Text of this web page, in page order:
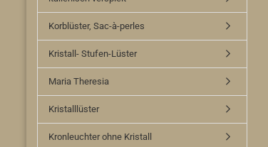
Korblüster, Sac-à-perles
Kristall- Stufen-Lüster
Maria Theresia
Kristalllüster
Kronleuchter ohne Kristall